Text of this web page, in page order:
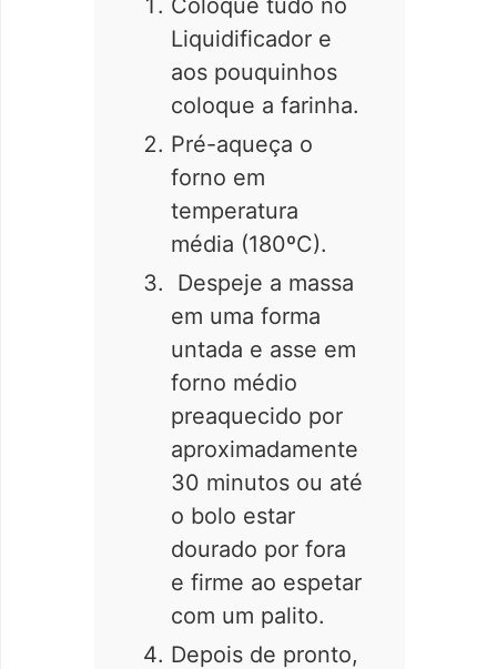
Liquidificador e
aos pouquinhos
coloque a farinha.
Pré-aqueça o
forno em
temperatura
média (180ºC).
Despeje a massa
em uma forma
untada e asse em
forno médio
preaquecido por
aproximadamente
30 minutos ou até
o bolo estar
dourado por fora
e firme ao espetar
com um palito.
Depois de pronto,